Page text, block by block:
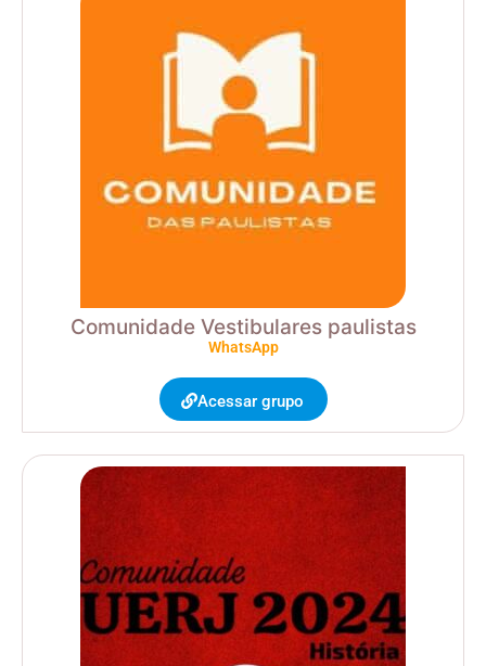
Comunidade Vestibulares paulistas
WhatsApp
Acessar grupo